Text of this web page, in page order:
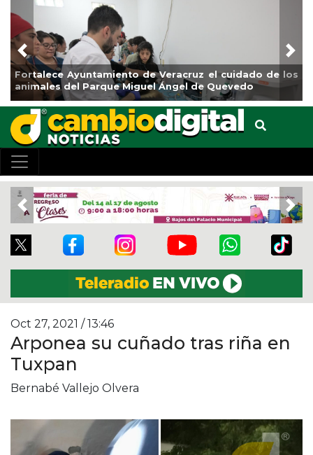
Ayuntamiento de Veracruz el cuidado de los
del Parque Miguel Ángel de Quevedo
La
de
Previous
Previous
Oct 27, 2021 / 13:46
Arponea su cuñado tras riña en
Tuxpan
Bernabé Vallejo Olvera